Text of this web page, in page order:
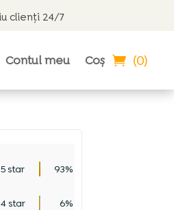
clienți 24/7
Contul meu Coș (0)
5 star 93%
4 star 6%